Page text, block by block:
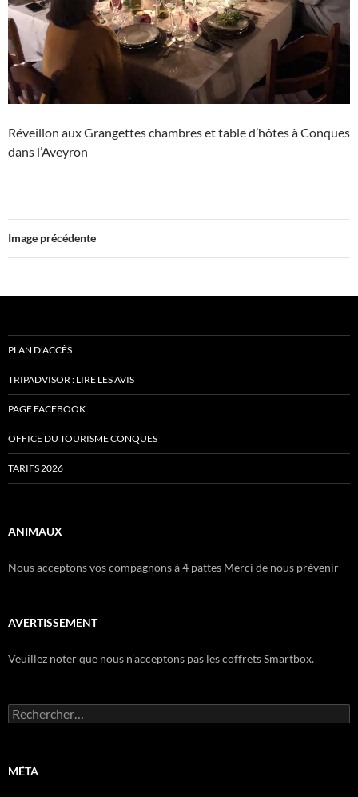
Réveillon aux Grangettes chambres et table d’hôtes à Conques
dans l’Aveyron
Image précédente
PLAN D’ACCÈS
TRIPADVISOR : LIRE LES AVIS
PAGE FACEBOOK
OFFICE DU TOURISME CONQUES
TARIFS 2026
ANIMAUX
Nous acceptons vos compagnons à 4 pattes Merci de nous prévenir
AVERTISSEMENT
Veuillez noter que nous n'acceptons pas les coffrets Smartbox.
Rechercher :
MÉTA